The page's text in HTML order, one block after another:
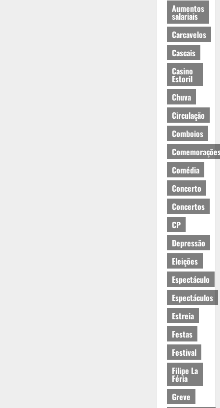
Aumentos
salariais
Carcavelos
Cascais
Casino
Estoril
Chuva
Circulação
Comboios
Comédia
Concerto
Concertos
CP
Depressão
Eleições
Espectáculo
Espectáculos
Estreia
Festas
Festival
Filipe La
Féria
Greve